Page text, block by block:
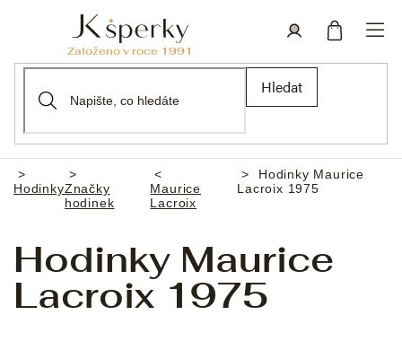
Hledat
Domů
HodinkyZnačky
hodinek
Maurice
Lacroix
Hodinky Maurice
Lacroix 1975
Hodinky Maurice
Lacroix 1975